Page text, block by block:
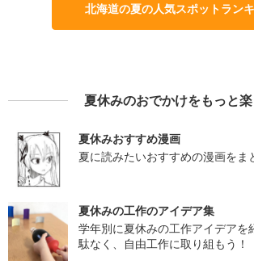
北海道の夏の人気スポットラン
夏休みのおでかけをもっと
夏休みおすすめ漫画
夏に読みたいおすすめの漫画をま
夏休みの工作のアイデア集
学年別に夏休みの工作アイデアを
駄なく、自由工作に取り組もう！